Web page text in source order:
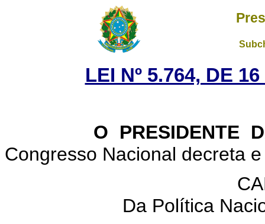
LEI Nº 5.764, DE
O PRESIDENTE DA
Congresso Nacional decreta
Da Política